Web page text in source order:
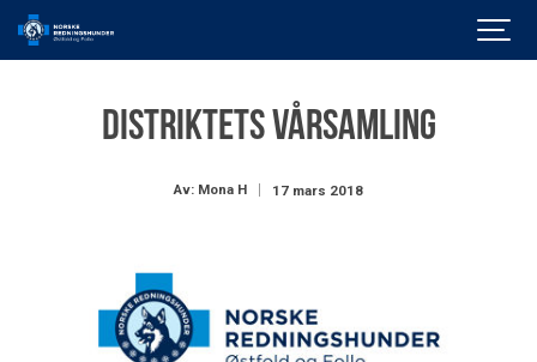
Distriktets vårsamling
Av: Mona H 17 mars 2018